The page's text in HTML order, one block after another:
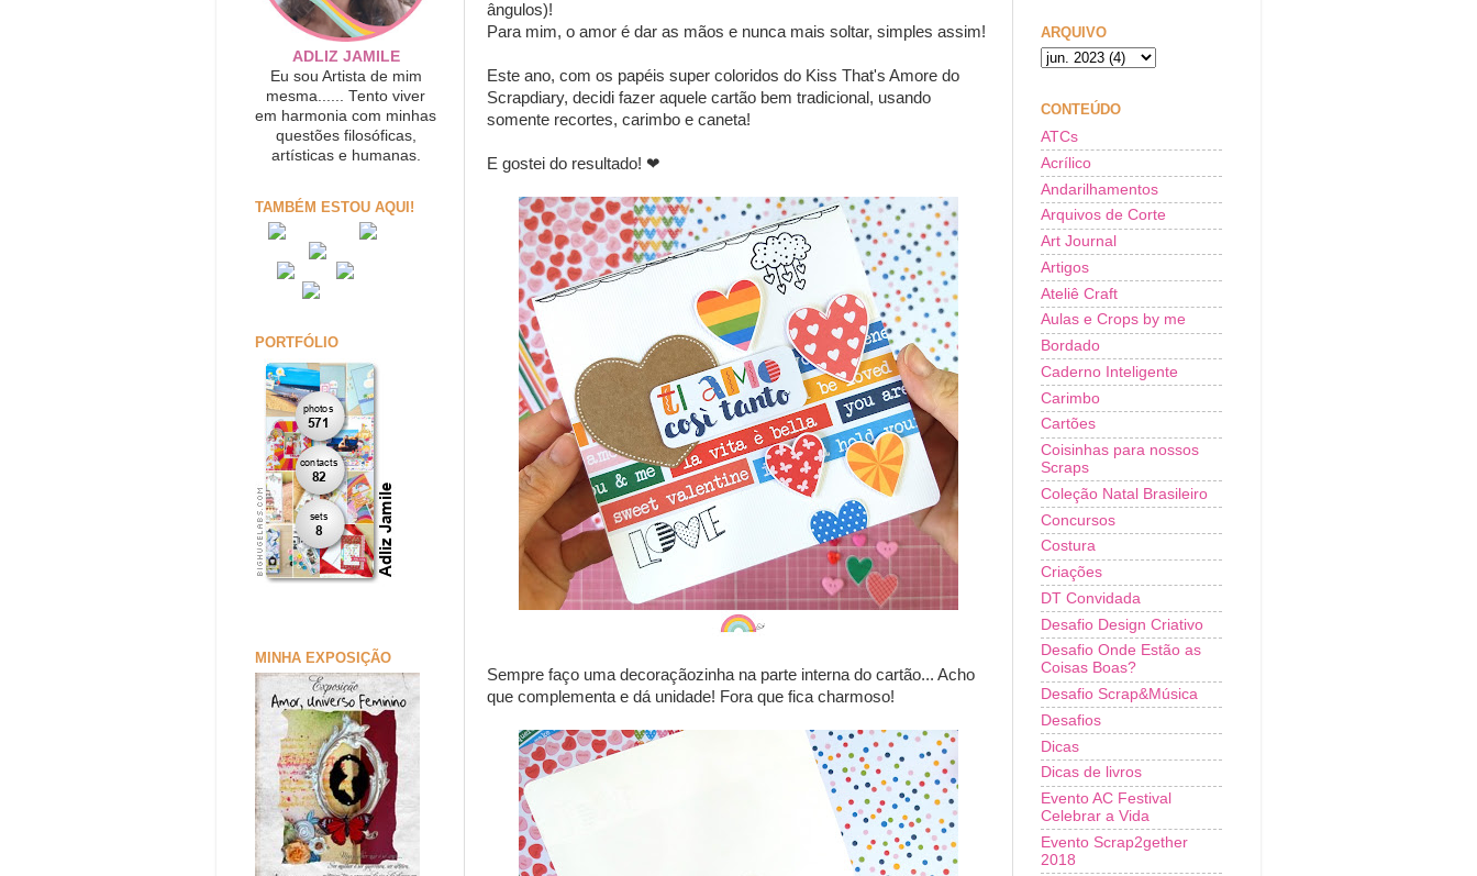
ângulos)!
Para mim, o amor é dar as mãos e nunca mais soltar, simples assim!
Este ano, com os papéis super coloridos do Kiss That's Amore do
Scrapdiary, decidi fazer aquele cartão bem tradicional, usando
somente recortes, carimbo e caneta!
E gostei do resultado! ❤
Sempre faço uma decoraçãozinha na parte interna do cartão... Acho
que complementa e dá unidade! Fora que fica charmoso!
ADLIZ JAMILE
Eu sou Artista de mim
mesma...... Tento viver
em harmonia com minhas
questões filosóficas,
artísticas e humanas.
TAMBÉM ESTOU AQUI!
PORTFÓLIO
MINHA EXPOSIÇÃO
ARQUIVO
CONTEÚDO
ATCs
Acrílico
Andarilhamentos
Arquivos de Corte
Art Journal
Artigos
Ateliê Craft
Aulas e Crops by me
Bordado
Caderno Inteligente
Carimbo
Cartões
Coisinhas para nossos
Scraps
Coleção Natal Brasileiro
Concursos
Costura
Criações
DT Convidada
Desafio Design Criativo
Desafio Onde Estão as
Coisas Boas?
Desafio Scrap&Música
Desafios
Dicas
Dicas de livros
Evento AC Festival
Celebrar a Vida
Evento Scrap2gether
2018